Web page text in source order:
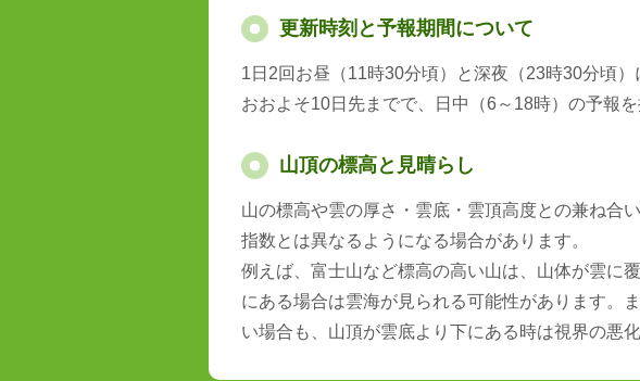
更新時刻と予報期間について
1日2回お昼（11時30分頃）と深夜（23時30分頃
おおよそ10日先までで、日中（6～18時）の予報を
山頂の標高と見晴らし
山の標高や雲の厚さ・雲底・雲頂高度との兼ね合
指数とは異なるようになる場合があります。
例えば、富士山など標高の高い山は、山体が雲に
にある場合は雲海が見られる可能性があります。
い場合も、山頂が雲底より下にある時は視界の悪